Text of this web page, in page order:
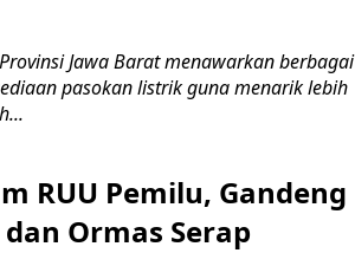
Provinsi Jawa Barat menawarkan berbagai
pasokan listrik guna menarik lebih
RUU Pemilu, Gandeng
Ormas Serap